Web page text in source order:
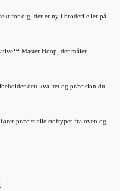
for dig, der er ny i broderi eller på
Master Hoop, der måler
den kvalitet og præcision du
præcist alle stoftyper fra oven og